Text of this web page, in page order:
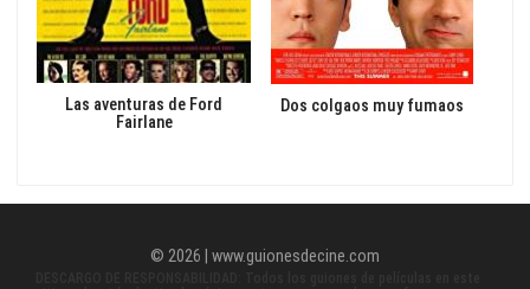
Las aventuras de Ford
Fairlane
Dos colgaos muy fumaos
© 2026 | www.guionesdecine.com